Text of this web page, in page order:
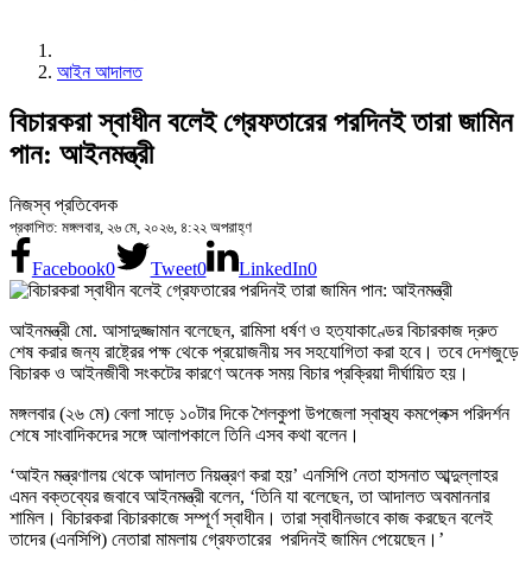
আইন আদালত
বিচারকরা স্বাধীন বলেই গ্রেফতারের পরদিনই তারা জামিন
পান: আইনমন্ত্রী
নিজস্ব প্রতিবেদক
প্রকাশিত: মঙ্গলবার, ২৬ মে, ২০২৬, ৪:২২ অপরাহ্ণ
Facebook0 Tweet0 LinkedIn0
আইনমন্ত্রী মো. আসাদুজ্জামান বলেছেন, রামিসা ধর্ষণ ও হত্যাকাণ্ডের বিচারকাজ দ্রুত
শেষ করার জন্য রাষ্ট্রের পক্ষ থেকে প্রয়োজনীয় সব সহযোগিতা করা হবে। তবে দেশজুড়ে
বিচারক ও আইনজীবী সংকটের কারণে অনেক সময় বিচার প্রক্রিয়া দীর্ঘায়িত হয়।
মঙ্গলবার (২৬ মে) বেলা সাড়ে ১০টার দিকে শৈলকুপা উপজেলা স্বাস্থ্য কমপ্লেক্স পরিদর্শন
শেষে সাংবাদিকদের সঙ্গে আলাপকালে তিনি এসব কথা বলেন।
‘আইন মন্ত্রণালয় থেকে আদালত নিয়ন্ত্রণ করা হয়’ এনসিপি নেতা হাসনাত আব্দুল্লাহর
এমন বক্তব্যের জবাবে আইনমন্ত্রী বলেন, ‘তিনি যা বলেছেন, তা আদালত অবমাননার
শামিল। বিচারকরা বিচারকাজে সম্পূর্ণ স্বাধীন। তারা স্বাধীনভাবে কাজ করছেন বলেই
তাদের (এনসিপি) নেতারা মামলায় গ্রেফতারের পরদিনই জামিন পেয়েছেন।’